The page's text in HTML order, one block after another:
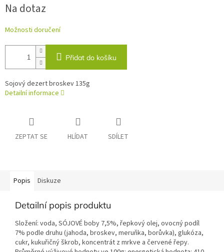
cena:
Na dotaz
Možnosti doručení
Přidat do košíku
Sojový dezert broskev 135g
Detailní informace
ZEPTAT SE HLÍDAT SDÍLET
Popis Diskuze
Detailní popis produktu
Složení: voda, SÓJOVÉ boby 7,5%, řepkový olej, ovocný podíl
7% podle druhu (jahoda, broskev, meruňka, borůvka), glukóza,
cukr, kukuřičný škrob, koncentrát z mrkve a červené řepy.